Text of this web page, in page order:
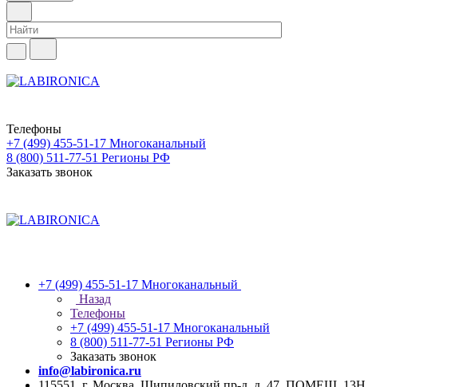
Телефоны
+7 (499) 455-51-17 Многоканальный
8 (800) 511-77-51 Регионы РФ
Заказать звонок
+7 (499) 455-51-17 Многоканальный
Назад
Телефоны
+7 (499) 455-51-17 Многоканальный
8 (800) 511-77-51 Регионы РФ
Заказать звонок
info@labironica.ru